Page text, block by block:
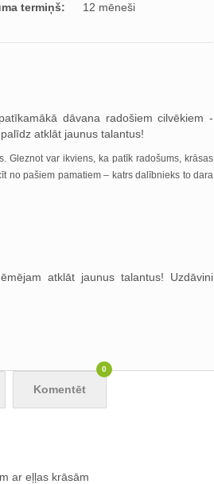
termiņš:
12 mēneši
dāvana radošiem cilvēkiem -
atklāt jaunus talantus!
Gleznot var ikviens, ka patīk radošums, krāsas
no pašiem pamatiem – katrs dalībnieks to dara
atklāt jaunus talantus! Uzdāvini
Komentēt
0
ar eļļas krāsām